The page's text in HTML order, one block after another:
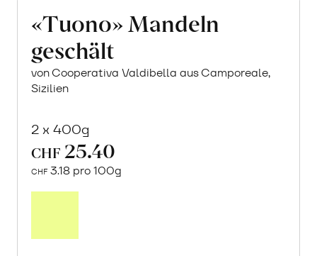
«Tuono» Mandeln
geschält
von Cooperativa Valdibella aus Camporeale,
Sizilien
2 x 400g
CHF 25.40
CHF 3.18 pro 100g